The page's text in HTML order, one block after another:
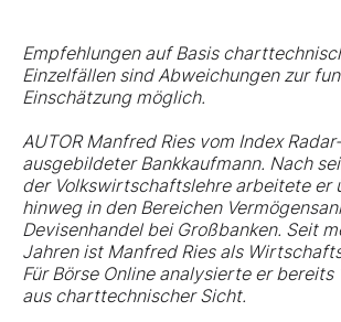
Empfehlungen auf Basis
Einzelfällen sind Abweichungen zur
Einschätzung möglich.
AUTOR Manfred Ries vom Index
ausgebildeter Bankkaufmann. Nach
der Volkswirtschaftslehre arbeitete er
hinweg in den Bereichen
Devisenhandel bei Großbanken. Seit
Jahren ist Manfred Ries als
Für Börse Online analysierte er
aus charttechnischer Sicht.